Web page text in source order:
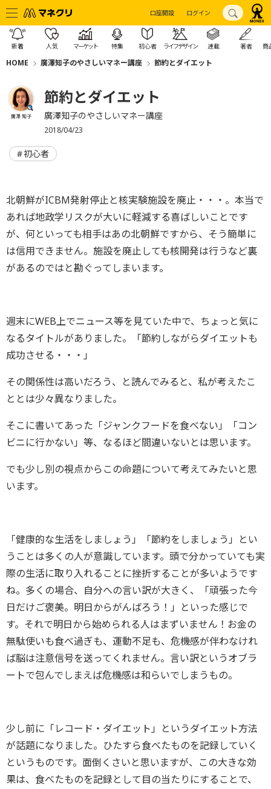
口座開設 ログイン
新着 人気 マーケット 特集 初心者 ライフデザイン 連載 著者 商
HOME 廣澤知子のやさしいマネー講座 節約とダイエット
廣澤 知子
節約とダイエット
廣澤知子のやさしいマネー講座
2018/04/23
初心者
北朝鮮がICBM発射停止と核実験施設を廃止・・・。本当で
あれば地政学リスクが大いに軽減する喜ばしいことです
が、何といっても相手はあの北朝鮮ですから、そう簡単に
は信用できません。施設を廃止しても核開発は行うなど裏
があるのではと勘ぐってしまいます。
週末にWEB上でニュース等を見ていた中で、ちょっと気に
なるタイトルがありました。「節約しながらダイエットも
成功させる・・・」
その関係性は高いだろう、と読んでみると、私が考えたこ
ととは少々異なりました。
そこに書いてあった「ジャンクフードを食べない」「コン
ビニに行かない」等、なるほど間違いないとは思います。
でも少し別の視点からこの命題について考えてみたいと思
います。
「健康的な生活をしましょう」「節約をしましょう」とい
うことは多くの人が意識しています。頭で分かっていても実
際の生活に取り入れることに挫折することが多いようです
ね。多くの場合、自分への言い訳が大きく、「頑張った今
日だけご褒美。明日からがんばろう！」といった感じで
す。それで明日から始められる人はまずいません！お金の
無駄使いも食べ過ぎも、運動不足も、危機感が伴わなけれ
ば脳は注意信号を送ってくれません。言い訳というオブラ
ートで包んでしまえば危機感は和らいでしまうもの。
少し前に「レコード・ダイエット」というダイエット方法
が話題になりました。ひたすら食べたものを記録していく
というものです。面倒くさいと思いますが、この大きな効
果は、食べたものを記録として目の当たりにすることで、